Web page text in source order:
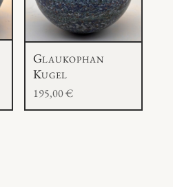
Glaukophan
Kugel
195,00€